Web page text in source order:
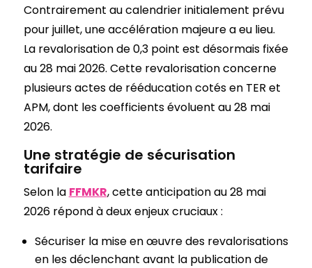
Contrairement au calendrier initialement prévu
pour juillet, une accélération majeure a eu lieu.
La revalorisation de 0,3 point est désormais fixée
au 28 mai 2026. Cette revalorisation concerne
plusieurs actes de rééducation cotés en TER et
APM, dont les coefficients évoluent au 28 mai
2026.
Une stratégie de sécurisation
tarifaire
Selon la FFMKR, cette anticipation au 28 mai
2026 répond à deux enjeux cruciaux :
Sécuriser la mise en œuvre des revalorisations
en les déclenchant avant la publication de